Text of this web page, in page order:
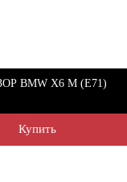
Купить
BMW X6 M (E71)